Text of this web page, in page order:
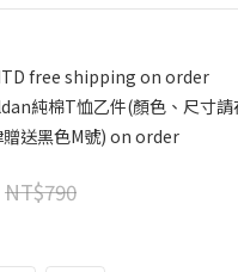
free shipping on order
純棉T恤乙件(顏色、尺寸
送黑色M號) on order
NT$790